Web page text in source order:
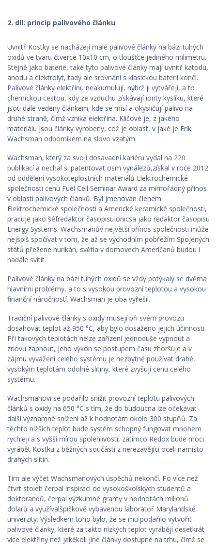
2. díl: princip palivového článku
Uvnitř Kostky se nacházejí malé palivové články na bázi tuhých
oxidů ve tvaru čtverce 10x10 cm, o tloušťce jediného milimetru.
Stejně jako baterie, také tyto palivové články mají uvnitř katodu,
anodu a elektrolyt, tady ale srovnání s klasickou baterií končí.
Palivové články elektřinu neakumulují, nýbrž ji vytvářejí, a to
chemickou cestou, kdy ze vzduchu získávají ionty kyslíku, které
jsou dále vedeny článkem, kde se mísí a okysličují palivo na
druhé straně, čímž vzniká elektřina. Klíčové je, z jakého
materiálu jsou články vyrobeny, což je oblast, v jaké je Erik
Wachsman odborníkem na slovo vzatým.
Wachsman, který za svoji dosavadní kariéru vydal na 220
publikací a nechal si patentovat osm vynálezů,získal v roce 2012
od oddělení vysokoteplostních materiálů Elektrochemické
společnosti cenu Fuel Cell Seminar Award za mimořádný přínos
v oblasti palivových článků. Byl jmenován členem
Elektrochemické společnosti a Americké keramické společnosti,
pracuje jako šéfredaktor časopisuIonicsa jako redaktor časopisu
Energy Systems. Wachsmanův největší přínos společnosti může
nejspíš spočívat v tom, že až se východním pobřežím Spojených
států přežene hurikán, světla v domovech Američanů budou i
nadále svítit.
Palivové články na bázi tuhých oxidů se vždy potýkaly se dvěma
hlavními problémy, a to s vysokou provozní teplotou a vysokou
finanční náročností. Wachsman je oba vyřešil.
Tradiční palivové články s oxidy musejí při svém provozu
dosahovat teplot až 950 °C, aby bylo dosaženo jejich účinnosti.
Při takových teplotách nelze zařízení jednoduše vypnout a
znovu zapnout, jeho výkon se postupem času zhoršuje a v
zájmu vyvážení celého systému je nezbytné používat drahé,
vysokým teplotám odolné slitiny, které zvyšují cenu celého
systému.
Wachsmanovi se podařilo snížit provozní teplotu palivových
článků s oxidy na 650 °C s tím, že do budoucna lze očekávat
další významné snížení až k hodnotám okolo 300 stupňů. Za
těchto nižších teplot bude systém schopný fungovat mnohem
rychleji a s vyšší mírou spolehlivosti, zatímco Redox bude moci
vyrábět Kostku z běžných součástí z nerezavějící oceli namísto
drahých slitin.
Tím ale výčet Wachsmanových úspěchů nekončí. Po více než
čtvrt století čerpal inspiraci od vysokoškolských studentů a
doktorandů, čerpal výzkumné granty v hodnotách milionů
dolarů a využívalšpičkově vybavenou laboratoř Marylandské
univerzity. Výsledkem toho bylo, že se mu podařilo vytvořit
palivové články, které za takto nízkých teplot vyrábějí desetkrát
více elektřiny než jakékoli jiné články dostupné na trhu, čímž se